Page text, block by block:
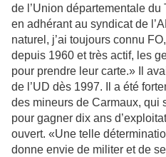
de l’Union départementale du
en adhérant au syndicat de
naturel, j’ai toujours connu
depuis 1960 et très actif, les
pour prendre leur carte.» Il
de l’UD dès 1997. Il a été
des mineurs de Carmaux, qui
pour gagner dix ans
ouvert. «Une telle
donne envie de militer et de